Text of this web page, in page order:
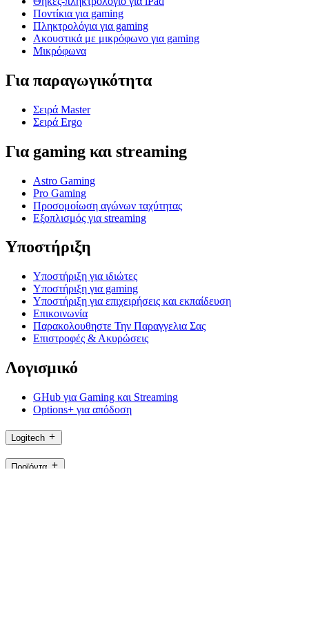
Ποντίκια για gaming
Πληκτρολόγια για gaming
Ακουστικά με μικρόφωνο για gaming
Μικρόφωνα
Για παραγωγικότητα
Σειρά Master
Σειρά Ergo
Για gaming και streaming
Astro Gaming
Pro Gaming
Προσομοίωση αγώνων ταχύτητας
Εξοπλισμός για streaming
Υποστήριξη
Υποστήριξη για ιδιώτες
Υποστήριξη για gaming
Υποστήριξη για επιχειρήσεις και εκπαίδευση
Επικοινωνία
Παρακολουθηστε Την Παραγγελια Σας
Επιστροφές & Ακυρώσεις
Λογισμικό
GHub για Gaming και Streaming
Options+ για απόδοση
Logitech
Προϊόντα